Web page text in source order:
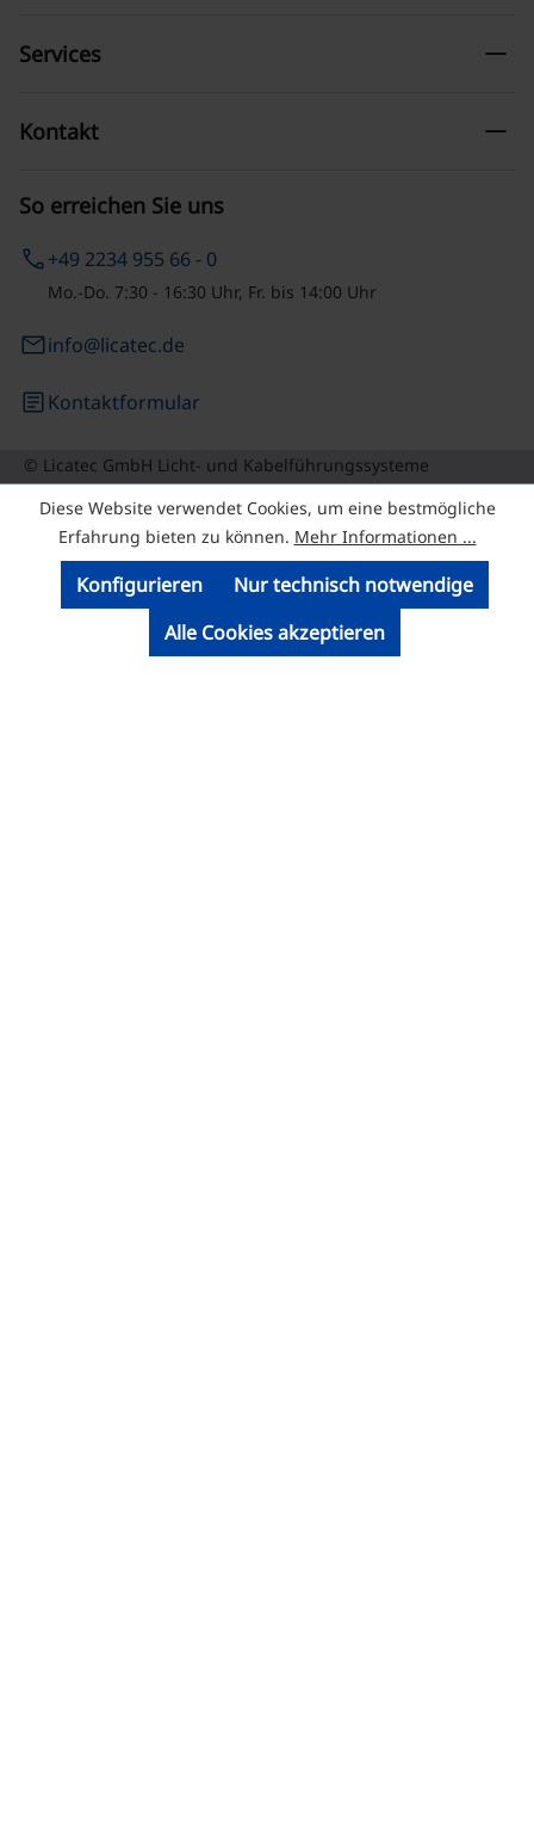
So erreichen Sie uns
phone+49 2234 955 66 - 0
Mo.-Do. 7:30 - 16:30 Uhr, Fr. bis 14:00 Uhr
emailinfo@licatec.de
articleKontaktformular
Services remove
Kontakt remove
© Licatec GmbH Licht- und Kabelführungssysteme
Diese Website verwendet Cookies, um eine bestmögliche
Erfahrung bieten zu können. Mehr Informationen ...
Nur technisch notwendige
Konfigurieren
Alle Cookies akzeptieren